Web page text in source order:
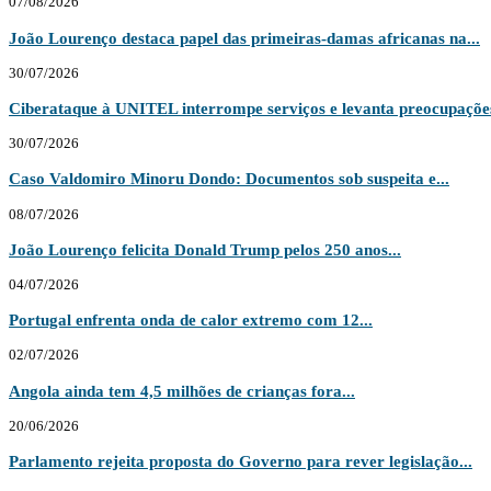
João Lourenço destaca papel das primeiras-damas africanas na...
30/07/2026
Ciberataque à UNITEL interrompe serviços e levanta
30/07/2026
Caso Valdomiro Minoru Dondo: Documentos sob suspeita e...
08/07/2026
João Lourenço felicita Donald Trump pelos 250 anos...
04/07/2026
Portugal enfrenta onda de calor extremo com 12...
02/07/2026
Angola ainda tem 4,5 milhões de crianças fora...
20/06/2026
Parlamento rejeita proposta do Governo para rever legislação...